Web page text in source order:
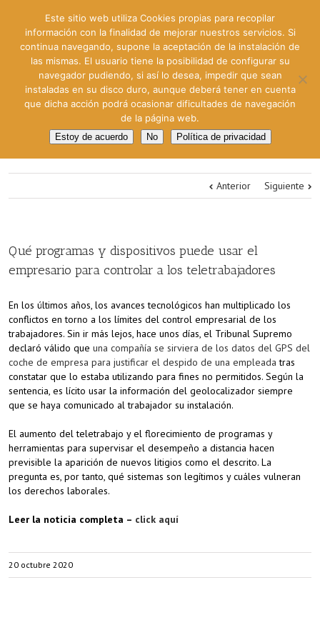
Anterior Siguiente
Qué programas y dispositivos puede usar el
empresario para controlar a los teletrabajadores
En los últimos años, los avances tecnológicos han multiplicado los
conflictos en torno a los límites del control empresarial de los
trabajadores. Sin ir más lejos, hace unos días, el Tribunal Supremo
declaró válido que una compañía se sirviera de los datos del GPS del
coche de empresa para justificar el despido de una empleada tras
constatar que lo estaba utilizando para fines no permitidos. Según la
sentencia, es lícito usar la información del geolocalizador siempre
que se haya comunicado al trabajador su instalación.
El aumento del teletrabajo y el florecimiento de programas y
herramientas para supervisar el desempeño a distancia hacen
previsible la aparición de nuevos litigios como el descrito. La
pregunta es, por tanto, qué sistemas son legítimos y cuáles vulneran
los derechos laborales.
Leer la noticia completa – click aquí
20 octubre 2020
Este sitio web utiliza Cookies propias para recopilar
información con la finalidad de mejorar nuestros servicios. Si
continua navegando, supone la aceptación de la instalación de
las mismas. El usuario tiene la posibilidad de configurar su
navegador pudiendo, si así lo desea, impedir que sean
instaladas en su disco duro, aunque deberá tener en cuenta
que dicha acción podrá ocasionar dificultades de navegación
de la página web.
Estoy de acuerdo No Política de privacidad